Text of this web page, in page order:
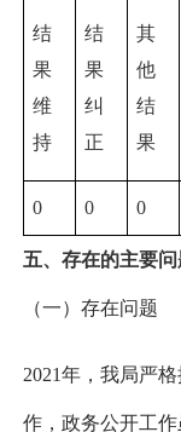
结
果
维
持
结
果
纠
正
其
他
结
果
0 0 0
五、存在的主要
（一）存在问题
2021年，我局严
作，政务公开工